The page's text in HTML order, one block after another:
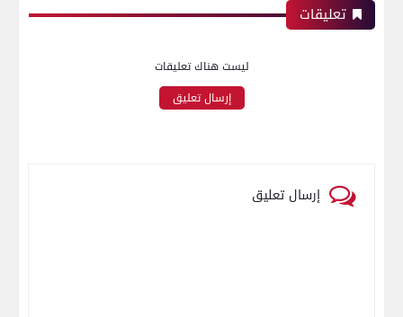
تعليقات
ليست هناك تعليقات
إرسال تعليق
إرسال تعليق